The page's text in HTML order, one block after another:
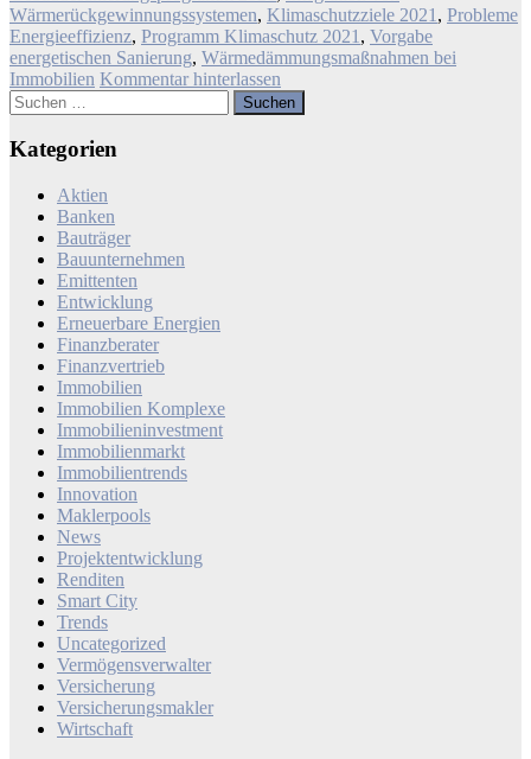
Wärmerückgewinnungssystemen, Klimaschutzziele 2021 , Probleme
Energieeffizienz, Programm Klimaschutz 2021 , Vorgabe
energetischen Sanierung, Wärmedämmungsmaßnahmen bei
Immobilien Kommentar hinterlassen
Suchen
nach:
Kategorien
Aktien
Banken
Bauträger
Bauunternehmen
Emittenten
Entwicklung
Erneuerbare Energien
Finanzberater
Finanzvertrieb
Immobilien
Immobilien Komplexe
Immobilieninvestment
Immobilienmarkt
Immobilientrends
Innovation
Maklerpools
News
Projektentwicklung
Renditen
Smart City
Trends
Uncategorized
Vermögensverwalter
Versicherung
Versicherungsmakler
Wirtschaft